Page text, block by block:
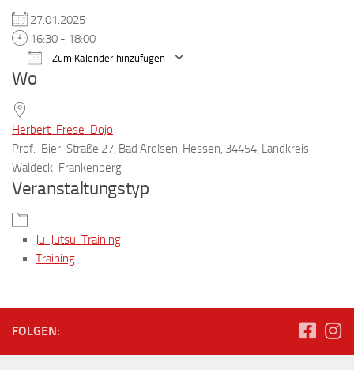
27.01.2025
16:30 - 18:00
Zum Kalender hinzufügen
Wo
Herbert-Frese-Dojo
Prof.-Bier-Straße 27, Bad Arolsen, Hessen, 34454, Landkreis
Waldeck-Frankenberg
Veranstaltungstyp
Ju-Jutsu-Training
Training
FOLGEN: